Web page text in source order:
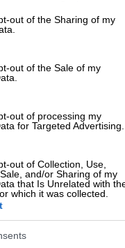
visit or usage behaviour.
to Google and its
below specified purposes
out of the Sharing of my
out of the Sale of my
out of processing my
for Targeted Advertising.
out of Collection, Use,
and/or Sharing of my
that Is Unrelated with
which it was collected.
13:56
Τουρισμός
πάνω 340.000
η προθεσμία
γιορτή της
το Άγιο Πνεύμα,
Αγίας Τριάδας.